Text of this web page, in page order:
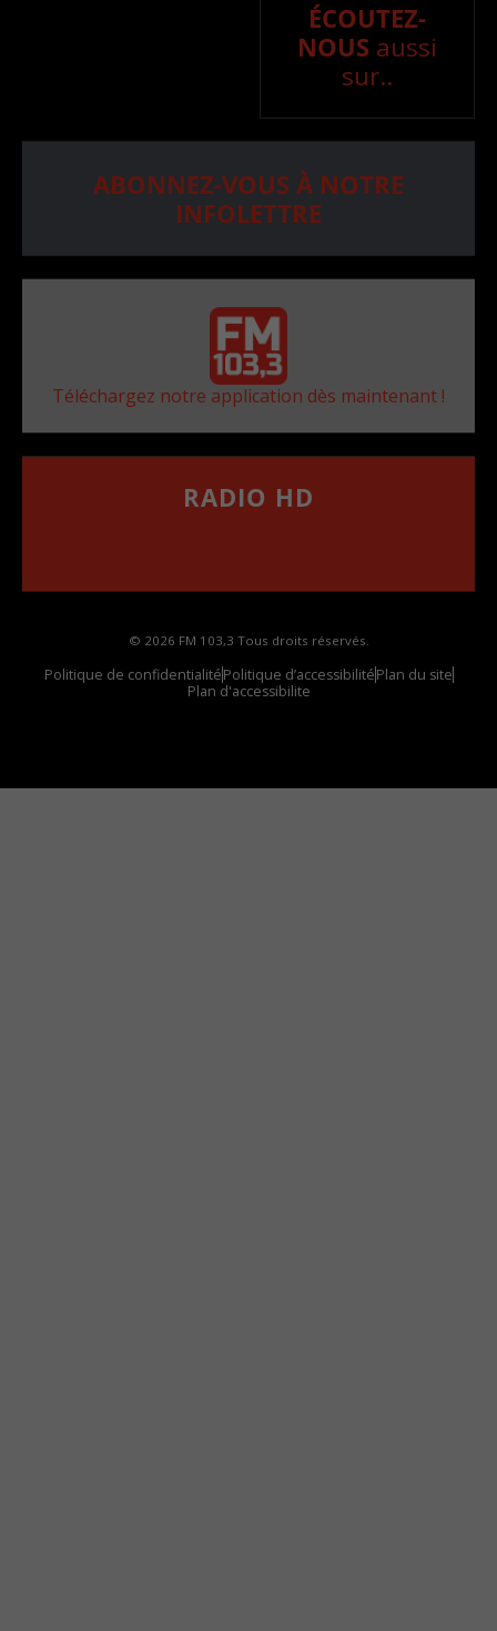
ÉCOUTEZ-
NOUS aussi
sur..
ABONNEZ-VOUS À NOTRE
INFOLETTRE
Téléchargez notre application dès maintenant !
RADIO HD
© 2026 FM 103,3 Tous droits réservés.
Politique de confidentialitéPolitique d’accessibilitéPlan du site
Plan d'accessibilite